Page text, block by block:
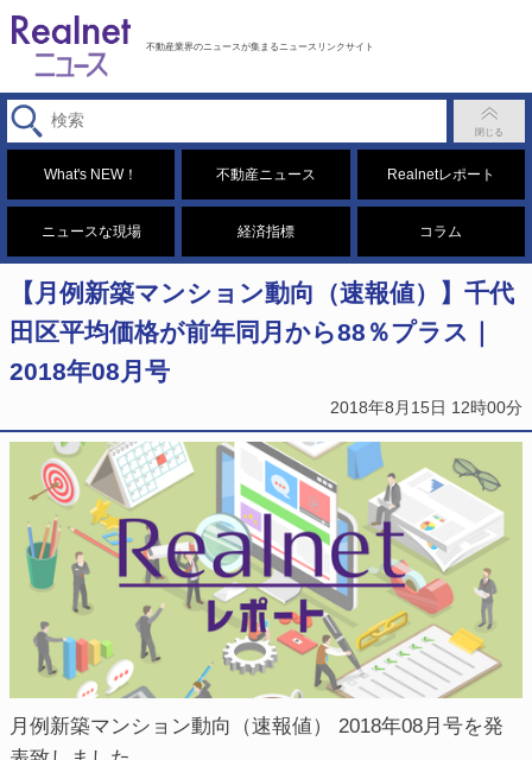
不動産業界のニュースが集まるニュースリンクサイト
What's NEW！ 不動産ニュース Realnetレポート
ニュースな現場 経済指標 コラム
【月例新築マンション動向（速報値）】千代
田区平均価格が前年同月から88％プラス｜
2018年08月号
2018年8月15日 12時00分
月例新築マンション動向（速報値） 2018年08月号を発